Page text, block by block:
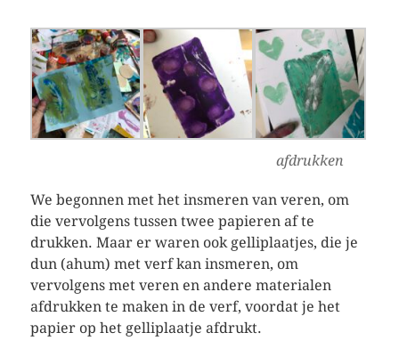
afdrukken
We begonnen met het insmeren van veren, om
die vervolgens tussen twee papieren af te
drukken. Maar er waren ook gelliplaatjes, die je
dun (ahum) met verf kan insmeren, om
vervolgens met veren en andere materialen
afdrukken te maken in de verf, voordat je het
papier op het gelliplaatje afdrukt.